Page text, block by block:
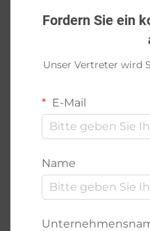
Fordern Sie ein
Unser Vertreter wird
E-Mail
Name